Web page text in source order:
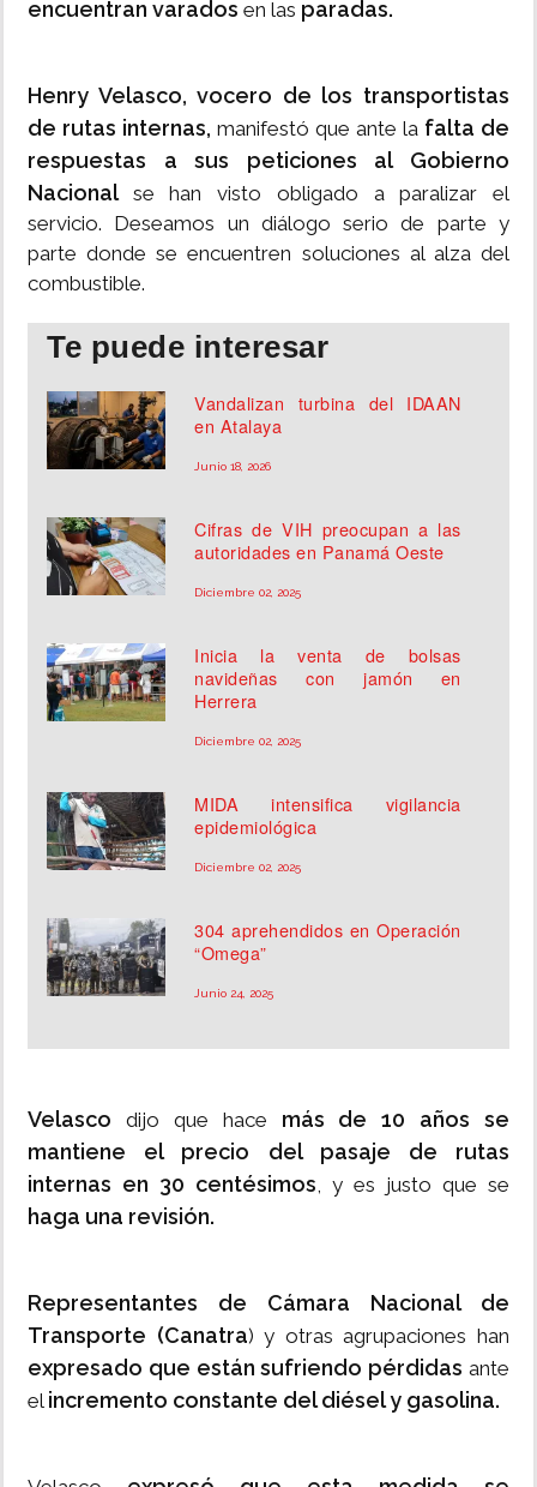
encuentran varados en las paradas.
Henry Velasco, vocero de los transportistas
de rutas internas, manifestó que ante la falta de
respuestas a sus peticiones al Gobierno
Nacional se han visto obligado a paralizar el
servicio. Deseamos un diálogo serio de parte y
parte donde se encuentren soluciones al alza del
combustible.
Te puede interesar
Vandalizan turbina del IDAAN
en Atalaya
Junio 18, 2026
Cifras de VIH preocupan a las
autoridades en Panamá Oeste
Diciembre 02, 2025
Inicia la venta de bolsas
navideñas con jamón en
Herrera
Diciembre 02, 2025
MIDA intensifica vigilancia
epidemiológica
Diciembre 02, 2025
304 aprehendidos en Operación
“Omega”
Junio 24, 2025
Velasco dijo que hace más de 10 años se
mantiene el precio del pasaje de rutas
internas en 30 centésimos, y es justo que se
haga una revisión.
Representantes de Cámara Nacional de
Transporte (Canatra) y otras agrupaciones han
expresado que están sufriendo pérdidas ante
el incremento constante del diésel y gasolina.